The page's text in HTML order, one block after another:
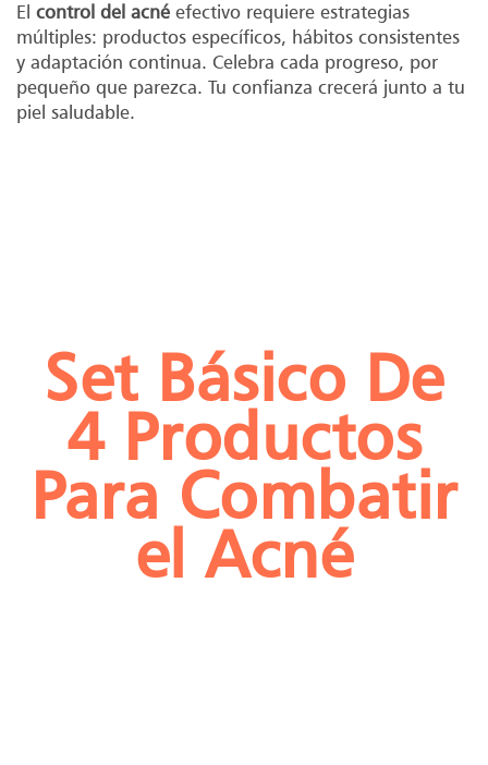
El control del acné efectivo requiere estrategias
múltiples: productos específicos, hábitos consistentes
y adaptación continua. Celebra cada progreso, por
pequeño que parezca. Tu confianza crecerá junto a tu
piel saludable.
Set Básico De
4 Productos
Para Combatir
el Acné